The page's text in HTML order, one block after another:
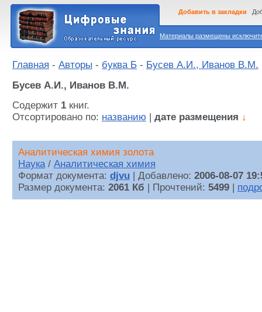
Материалы размещены
Добавить в закладки
Главная - Авторы - буква Б - Бусев А.И., Иванов В.М.
Бусев А.И., Иванов В.М.
Содержит 1 книг.
Отсортировано по: названию дате размещения ↓
Аналитическая химия золота
Наука/ Аналитическая химия
Формат документа: djvu | Добавлено: 2006-08-07
Размер документа: 2061 Кб | Прочтений: 5499